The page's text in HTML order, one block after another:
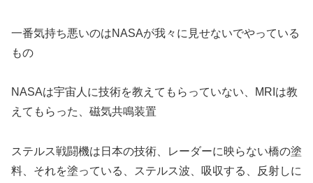
一番気持ち悪いのはNASAが我々に見せないでやっている
もの
NASAは宇宙人に技術を教えてもらっていない、MRIは教
えてもらった、磁気共鳴装置
ステルス戦闘機は日本の技術、レーダーに映らない橋の塗
料、それを塗っている、ステルス波、吸収する、反射しに